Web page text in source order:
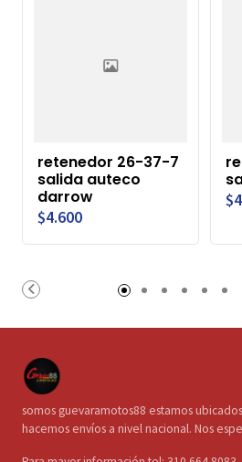
retenedor 26-37-7
salida auteco
darrow
$4.600
somos guevaramotos88 estamos
hacemos envíos a nivel nacional. Nos